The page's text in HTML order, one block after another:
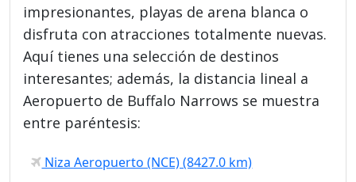
impresionantes, playas de arena blanca o
disfruta con atracciones totalmente nuevas.
Aquí tienes una selección de destinos
interesantes; además, la distancia lineal a
Aeropuerto de Buffalo Narrows se muestra
entre paréntesis:
Niza Aeropuerto (NCE) (8427.0 km)